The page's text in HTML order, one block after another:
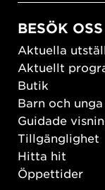
BESÖK OSS
Aktuella
Aktuellt
Butik
Barn och unga
Guidade
Tillgänglighet
Hitta hit
Öppettider